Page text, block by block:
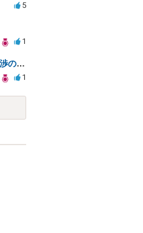
5
1
不倫の慰謝料請求に対する減額交渉の可能性と対策
1